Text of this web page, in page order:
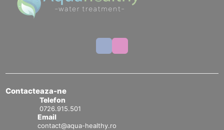
Contacteaza-ne
Telefon
0726.915.501
Email
contact@aqua-healthy.ro